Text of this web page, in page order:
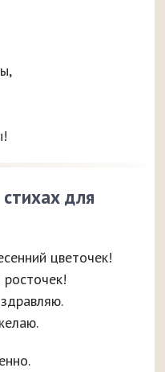
для
цветочек!